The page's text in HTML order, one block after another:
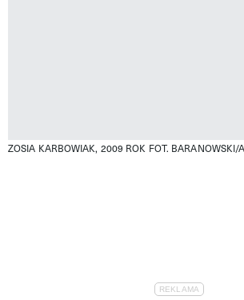
ZOSIA KARBOWIAK, 2009 ROK FOT. BARANOWSKI/